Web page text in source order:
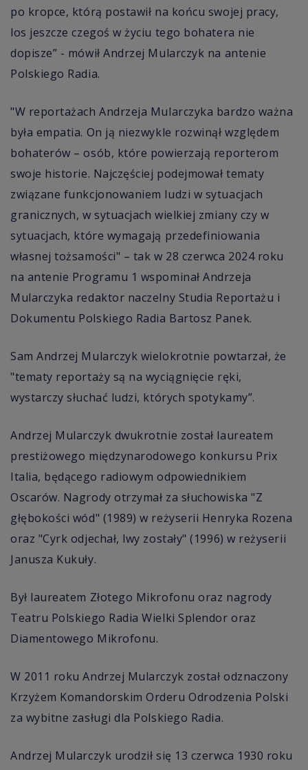
po kropce, którą postawił na końcu swojej pracy,
los jeszcze czegoś w życiu tego bohatera nie
dopisze” - mówił Andrzej Mularczyk na antenie
Polskiego Radia.
"W reportażach Andrzeja Mularczyka bardzo ważna
była empatia. On ją niezwykle rozwinął względem
bohaterów – osób, które powierzają reporterom
swoje historie. Najczęściej podejmował tematy
związane funkcjonowaniem ludzi w sytuacjach
granicznych, w sytuacjach wielkiej zmiany czy w
sytuacjach, które wymagają przedefiniowania
własnej tożsamości" – tak w 28 czerwca 2024 roku
na antenie Programu 1 wspominał Andrzeja
Mularczyka redaktor naczelny Studia Reportażu i
Dokumentu Polskiego Radia Bartosz Panek.
Sam Andrzej Mularczyk wielokrotnie powtarzał, że
"tematy reportaży są na wyciągnięcie ręki,
wystarczy słuchać ludzi, których spotykamy”.
Andrzej Mularczyk dwukrotnie został laureatem
prestiżowego międzynarodowego konkursu Prix
Italia, będącego radiowym odpowiednikiem
Oscarów. Nagrody otrzymał za słuchowiska "Z
głębokości wód" (1989) w reżyserii Henryka Rozena
oraz "Cyrk odjechał, lwy zostały" (1996) w reżyserii
Janusza Kukuły.
Był laureatem Złotego Mikrofonu oraz nagrody
Teatru Polskiego Radia Wielki Splendor oraz
Diamentowego Mikrofonu.
W 2011 roku Andrzej Mularczyk został odznaczony
Krzyżem Komandorskim Orderu Odrodzenia Polski
za wybitne zasługi dla Polskiego Radia.
Andrzej Mularczyk urodził się 13 czerwca 1930 roku